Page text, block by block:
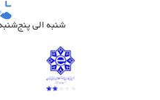
شنبه الی پنج‌شنبه